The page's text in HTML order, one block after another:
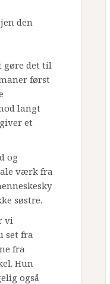
den
gøre det til
først
langt
et
og
værk fra
søstre.
vi
set fra
fra
Hun
også